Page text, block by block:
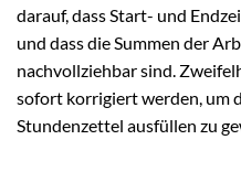
darauf, dass Start- und
und dass die Summen der
nachvollziehbar sind.
sofort korrigiert werden, um
Stundenzettel ausfüllen zu